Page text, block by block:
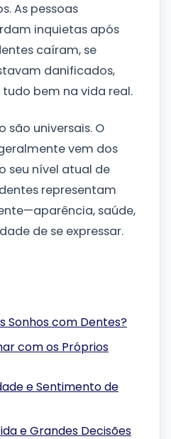
As pessoas
inquietas após
caíram, se
danificados,
bem na vida real.
são universais. O
vem dos
seu nível atual de
representam
saúde,
de se expressar.
Sonhos com Dentes?
com os Próprios
e Sentimento de
e Grandes Decisões